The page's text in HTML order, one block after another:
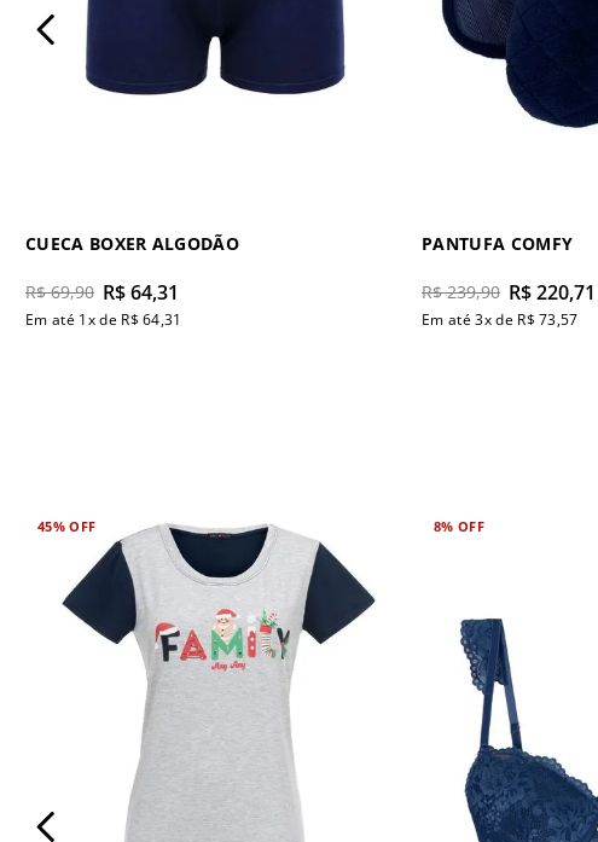
CUECA BOXER ALGODÃO
R$ 69,90 R$64,31
Em até 1x de R$ 64,31
PANTUFA COMFY
R$ 239,90 R$220,71
Em até3x de R$ 73,57
45%OFF 8% OFF